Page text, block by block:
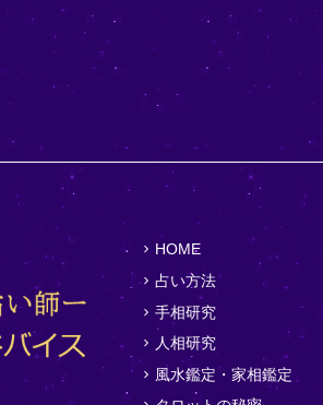
HOME
占い方法
手相研究
人相研究
風水鑑定・家相鑑定